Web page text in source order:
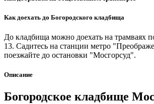
Как доехать до Богородского кладбища
До кладбища можно доехать на трамваях
13. Садитесь на станции метро
поезжайте до остановки "Мосгорсуд".
Описание
Богородское кладбище